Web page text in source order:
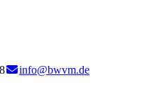
info@bwvm.de